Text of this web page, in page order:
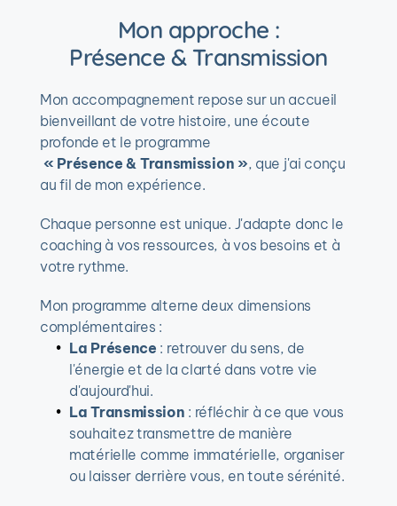
Mon approche :
Présence & Transmission
Mon accompagnement repose sur un accueil
bienveillant de votre histoire, une écoute
profonde et le programme
« Présence & Transmission », que j'ai conçu
au fil de mon expérience.
Chaque personne est unique. J'adapte donc le
coaching à vos ressources, à vos besoins et à
votre rythme.
Mon programme alterne deux dimensions
complémentaires :
La Présence : retrouver du sens, de
l'énergie et de la clarté dans votre vie
d'aujourd'hui.
La Transmission : réfléchir à ce que vous
souhaitez transmettre de manière
matérielle comme immatérielle, organiser
ou laisser derrière vous, en toute sérénité.